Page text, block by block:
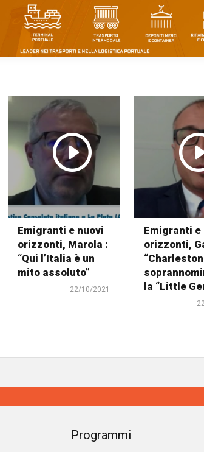
Emigranti e nuovi
orizzonti, Marola :
“Qui l’Italia è un
mito assoluto”
22/10/2021
Emigranti e
orizzonti,
“Charleston
la “Little
Programmi